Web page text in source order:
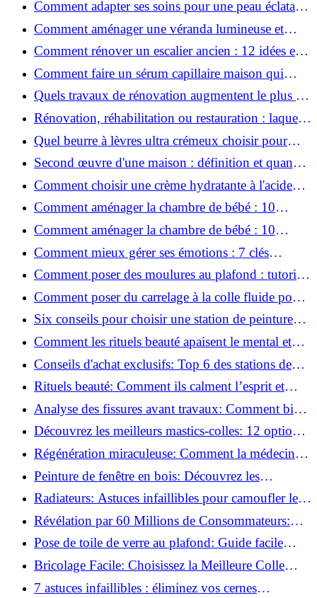
Comment adapter ses soins pour une peau éclatante
en hiver ?
Comment aménager une véranda lumineuse et
conviviale : 12 idées déco
Comment rénover un escalier ancien : 12 idées et
astuces faciles pas à pas
Comment faire un sérum capillaire maison qui
stimule réellement la pousse des cheveux ?
Quels travaux de rénovation augmentent le plus la
valeur d'une maison pour la revente ?
Rénovation, réhabilitation ou restauration : laquelle
convient le mieux à mon logement ?
Quel beurre à lèvres ultra crémeux choisir pour
lèvres sèches et gercées?
Second œuvre d'une maison : définition et quand
le réaliser
Comment choisir une crème hydratante à l'acide
hyaluronique et niacinamide ?
Comment aménager la chambre de bébé : 10
conseils sécurité, déco et rangement
Comment aménager la chambre de bébé : 10
conseils sécurité, déco et rangement
Comment mieux gérer ses émotions : 7 clés
pratiques
Comment poser des moulures au plafond : tutoriel
vidéo pas à pas ?
Comment poser du carrelage à la colle fluide pour
un rendu professionnel ?
Six conseils pour choisir une station de peinture
basse pression
Comment les rituels beauté apaisent le mental et
créent des moments pour soi ?
Conseils d'achat exclusifs: Top 6 des stations de
peinture basse pression incontournables!
Rituels beauté: Comment ils calment l’esprit et
chouchoutent votre âme!
Analyse des fissures avant travaux: Comment bien
préparer vos surfaces!
Découvrez les meilleurs mastics-colles: 12 options
dès 6,70 €!
Régénération miraculeuse: Comment la médecine
régénérative peut restaurer votre confiance!
Peinture de fenêtre en bois: Découvrez les
techniques infaillibles pour un résultat parfait!
Radiateurs: Astuces infaillibles pour camoufler les
tuyaux apparents!
Révélation par 60 Millions de Consommateurs:
Découvrez le sérum anti-rides numéro un!
Pose de toile de verre au plafond: Guide facile
pour débutants!
Bricolage Facile: Choisissez la Meilleure Colle
pour Chaque Matériau!
7 astuces infaillibles : éliminez vos cernes